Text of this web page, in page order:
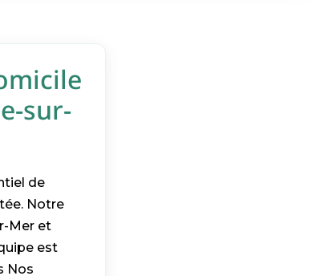
sur-
de
Notre
Mer et
est
Nos